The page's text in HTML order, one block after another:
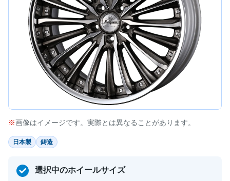
画像はイメージです。実際とは異なることがあります。
日本製 鋳造
選択中のホイールサイズ